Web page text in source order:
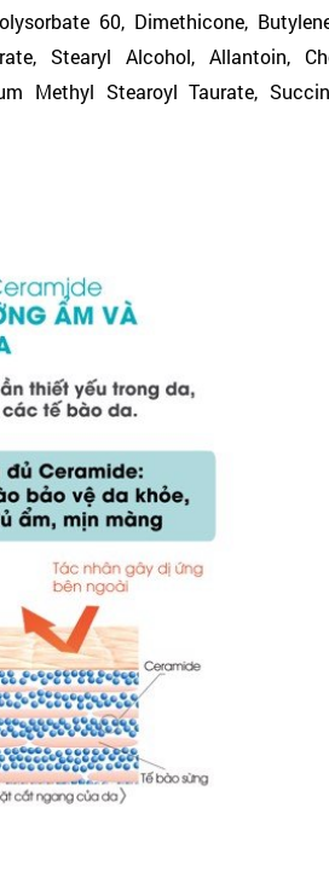
60, Dimethicone,
Stearyl Alcohol, Allantoin,
Methyl Stearoyl Taurate,